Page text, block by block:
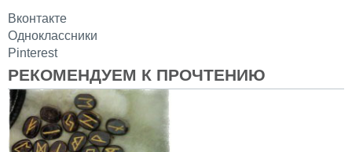
Вконтакте
Одноклассники
Pinterest
РЕКОМЕНДУЕМ К ПРОЧТЕНИЮ